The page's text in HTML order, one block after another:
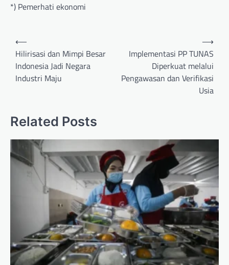
*) Pemerhati ekonomi
Post
navigation
⟵
Hilirisasi dan Mimpi Besar
Indonesia Jadi Negara
Industri Maju
Implementasi PP TUNAS
Diperkuat melalui
Pengawasan dan Verifikasi
Usia
⟶
Related Posts